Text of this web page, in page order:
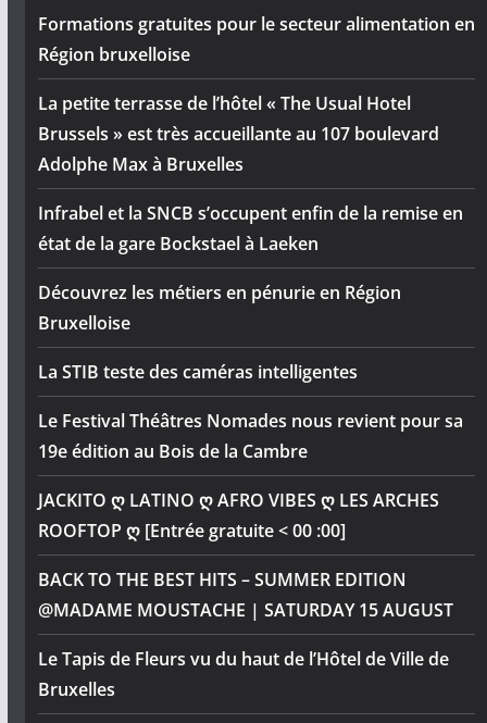
Formations gratuites pour le secteur alimentation en
Région bruxelloise
La petite terrasse de l’hôtel « The Usual Hotel
Brussels » est très accueillante au 107 boulevard
Adolphe Max à Bruxelles
Infrabel et la SNCB s’occupent enfin de la remise en
état de la gare Bockstael à Laeken
Découvrez les métiers en pénurie en Région
Bruxelloise
La STIB teste des caméras intelligentes
Le Festival Théâtres Nomades nous revient pour sa
19e édition au Bois de la Cambre
JACKITO ღ LATINO ღ AFRO VIBES ღ LES ARCHES
ROOFTOP ღ [Entrée gratuite < 00 :00]
BACK TO THE BEST HITS – SUMMER EDITION
@MADAME MOUSTACHE | SATURDAY 15 AUGUST
Le Tapis de Fleurs vu du haut de l’Hôtel de Ville de
Bruxelles